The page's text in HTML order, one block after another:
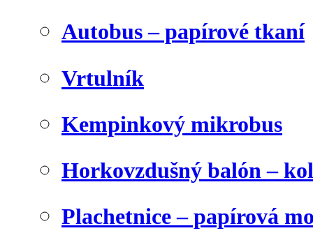
Autobus – papírové tkaní
Vrtulník
Kempinkový mikrobus
Horkovzdušný balón –
Plachetnice – papírová